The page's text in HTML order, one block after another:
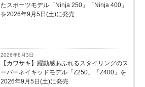
たスポーツモデル「Ninja 250」「Ninja 400」
を2026年9月5日(土)に発売
2026年8月3日
【カワサキ】躍動感あふれるスタイリングのス
ーパーネイキッドモデル「Z250」「Z400」を
2026年9月5日(土)に発売